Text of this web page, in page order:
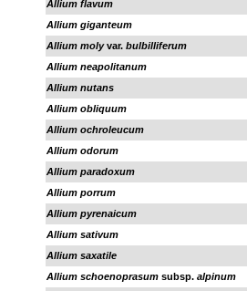
Allium flavum
Allium giganteum
Allium molyvar. bulbilliferum
Allium neapolitanum
Allium nutans
Allium obliquum
Allium ochroleucum
Allium odorum
Allium paradoxum
Allium porrum
Allium pyrenaicum
Allium sativum
Allium saxatile
Allium schoenoprasum subsp. alpinum